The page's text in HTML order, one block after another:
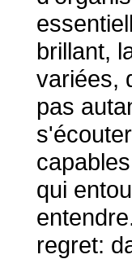
brillant,
variées,
pas
qui
regret: